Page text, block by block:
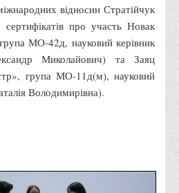
та сфери обслуговування
та торговельного
відносин Стратійчук
сертифікатів про участь Новак
МО-42д, науковий керівник
Миколайович) та Заяц
група МО-11д(м), науковий
Володимирівна).